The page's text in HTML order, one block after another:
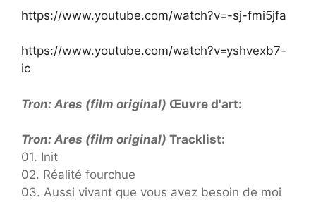
https://www.youtube.com/watch?v=-sj-fmi5jfa
https://www.youtube.com/watch?v=yshvexb7-
ic
Tron: Ares (film original) Œuvre d'art:
Tron: Ares (film original) Tracklist:
01. Init
02. Réalité fourchue
03. Aussi vivant que vous avez besoin de moi